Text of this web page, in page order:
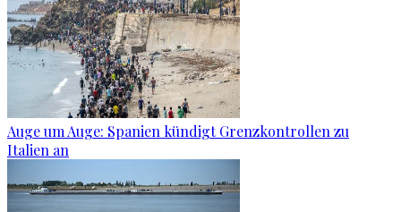
Auge um Auge: Spanien kündigt Grenzkontrollen zu
Italien an